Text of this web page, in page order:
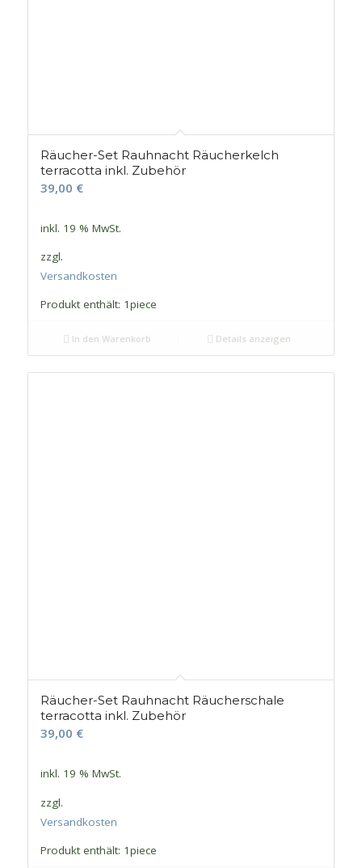
Räucher-Set Rauhnacht Räucherkelch
terracotta inkl. Zubehör
39,00 €
inkl. 19 % MwSt.
zzgl.
Versandkosten
Produkt enthält: 1piece
In den Warenkorb Details anzeigen
Räucher-Set Rauhnacht Räucherschale
terracotta inkl. Zubehör
39,00 €
inkl. 19 % MwSt.
zzgl.
Versandkosten
Produkt enthält: 1piece